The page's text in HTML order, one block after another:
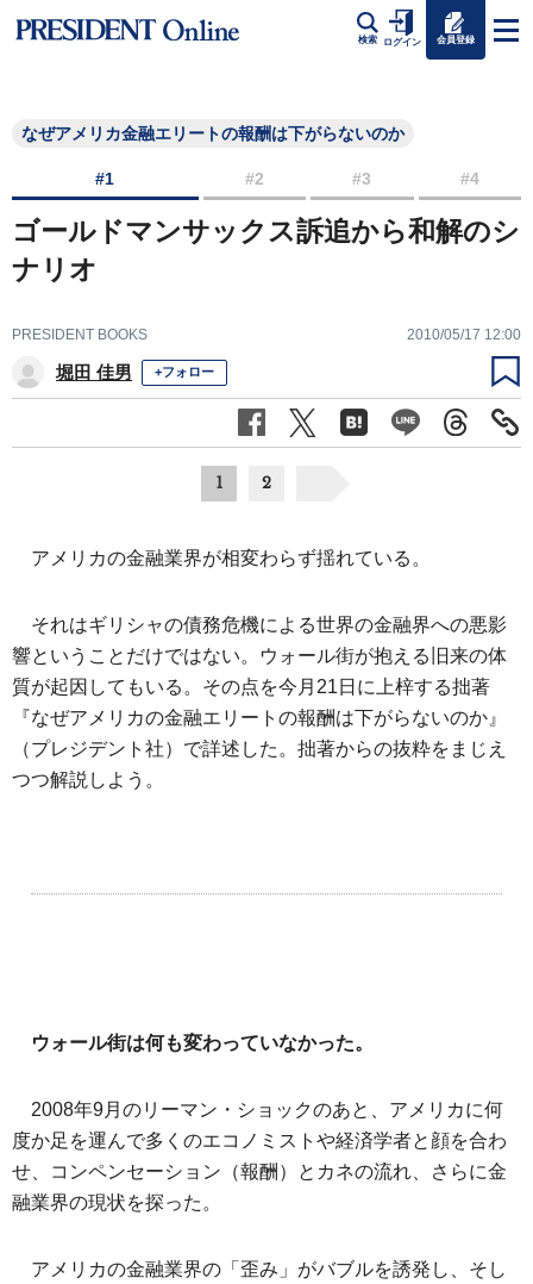
検索 ログイン 会員登録
なぜアメリカ金融エリートの報酬は下がらないのか
#1 #2 #3 #4
ゴールドマンサックス訴追から和解のシ
ナリオ
PRESIDENT BOOKS 2010/05/17 12:00
堀田 佳男 +フォロー
1 2
アメリカの金融業界が相変わらず揺れている。
それはギリシャの債務危機による世界の金融界への悪影
響ということだけではない。ウォール街が抱える旧来の体
質が起因してもいる。その点を今月21日に上梓する拙著
『なぜアメリカの金融エリートの報酬は下がらないのか』
（プレジデント社）で詳述した。拙著からの抜粋をまじえ
つつ解説しよう。
ウォール街は何も変わっていなかった。
2008年9月のリーマン・ショックのあと、アメリカに何
度か足を運んで多くのエコノミストや経済学者と顔を合わ
せ、コンペンセーション（報酬）とカネの流れ、さらに金
融業界の現状を探った。
アメリカの金融業界の「歪み」がバブルを誘発し、そし